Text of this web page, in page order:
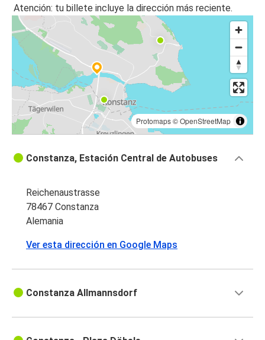
Atención: tu billete incluye la dirección más reciente.
Protomaps©OpenStreetMap
Constanza, Estación Central de Autobuses
Reichenaustrasse
78467 Constanza
Alemania
Ver esta dirección en Google Maps
Constanza Allmannsdorf